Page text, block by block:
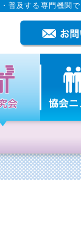
普及する専門機関